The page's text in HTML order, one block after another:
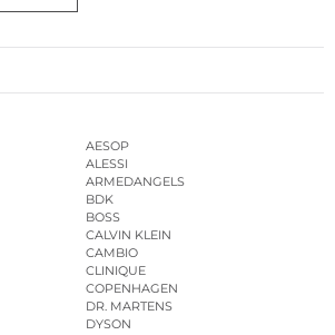
AESOP
ALESSI
ARMEDANGELS
BDK
BOSS
CALVIN KLEIN
CAMBIO
CLINIQUE
COPENHAGEN
DR. MARTENS
DYSON